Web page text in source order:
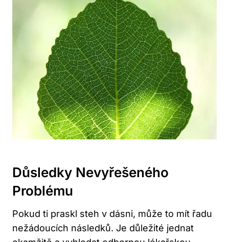
Důsledky Nevyřešeného
Problému
Pokud ti praskl steh v dásni, může to mít řadu
nežádoucích následků. Je důležité jednat